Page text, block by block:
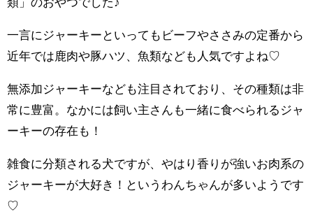
一言にジャーキーといってもビーフやささみの定番から
近年では鹿肉や豚ハツ、魚類なども人気ですよね♡
無添加ジャーキーなども注目されており、その種類は非
常に豊富。なかには飼い主さんも一緒に食べられるジャ
ーキーの存在も！
雑食に分類される犬ですが、やはり香りが強いお肉系の
ジャーキーが大好き！というわんちゃんが多いようです
♡